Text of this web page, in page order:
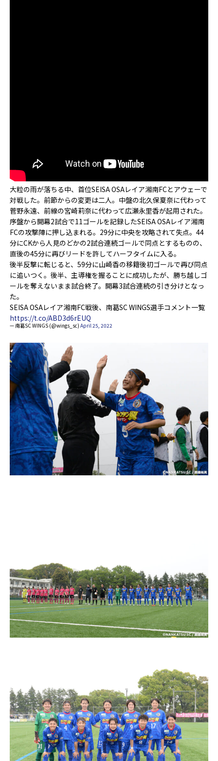
大粒の雨が落ちる中、首位SEISA OSAレイア湘南FCとアウェーで
対戦した。前節からの変更は二人。中盤の北久保夏奈に代わって
菅野永遠、前線の宮崎莉奈に代わって広瀬永里香が起用された。
序盤から開幕2試合で11ゴールを記録したSEISA OSAレイア湘南
FCの攻撃陣に押し込まれる。29分に中央を攻略されて失点。44
分にCKから人見のどかの2試合連続ゴールで同点とするものの、
直後の45分に再びリードを許してハーフタイムに入る。
後半反撃に転じると、59分に山崎香の移籍後初ゴールで再び同点
に追いつく。後半、主導権を握ることに成功したが、勝ち越しゴ
ールを奪えないまま試合終了。開幕3試合連続の引き分けとなっ
た。
SEISA OSAレイア湘南FC戦後、南葛SC WINGS選手コメント一覧
https://t.co/ABD3d6rEUQ
— 南葛SC WINGS (@wings_sc) April 25, 2022